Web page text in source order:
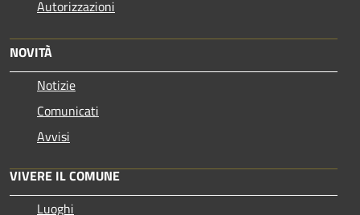
Autorizzazioni
NOVITÀ
Notizie
Comunicati
Avvisi
VIVERE IL COMUNE
Luoghi